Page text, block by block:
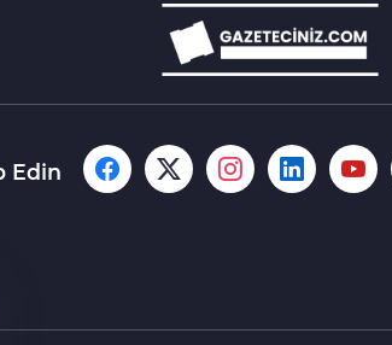
Edin